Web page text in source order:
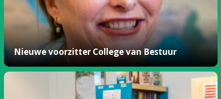
Nieuwe voorzitter College van Bestuur